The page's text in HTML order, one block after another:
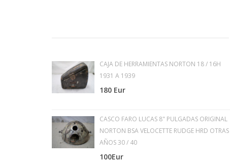
CAJA DE HERRAMIENTAS NORTON 18 / 16H
1931 A 1939
180 Eur
CASCO FARO LUCAS 8" PULGADAS ORIGINAL
NORTON BSA VELOCETTE RUDGE HRD OTRAS
AÑOS 30 / 40
100Eur